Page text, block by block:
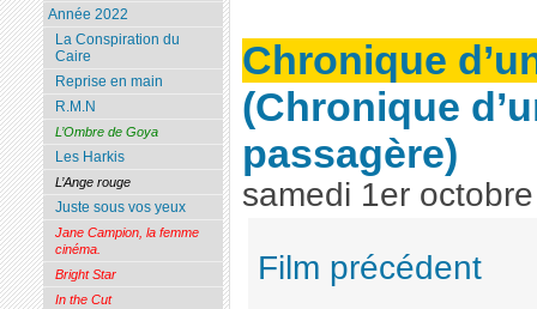
Chronique
(Chronique
passagère)
samedi 1er
Film précédent
Année 2022
La Conspiration du
Caire
Reprise en main
R.M.N
L’Ombre de Goya
Les Harkis
L’Ange rouge
Juste sous vos yeux
Jane Campion, la femme
cinéma.
Bright Star
In the Cut